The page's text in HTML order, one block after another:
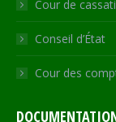
Cour de
Conseil d’État
Cour des